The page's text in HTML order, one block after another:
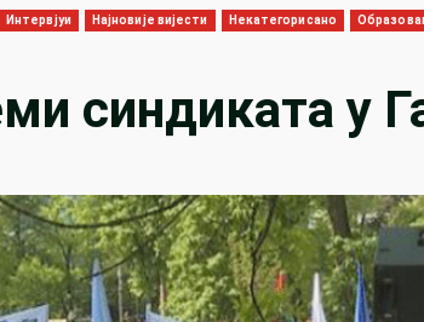
Интервјуи Најновије вијести Некатегорисано
синдиката у